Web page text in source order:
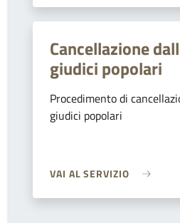
Cancellazione
giudici popolari
Procedimento di
giudici popolari
VAI AL SERVIZIO